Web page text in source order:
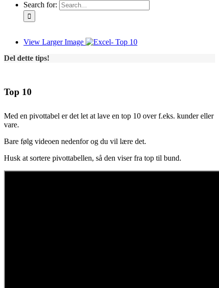
Search for:
View Larger Image
Del dette tips!
Top 10
Med en pivottabel er det let at lave en top 10 over f.eks. kunder eller
vare.
Bare følg videoen nedenfor og du vil lære det.
Husk at sortere pivottabellen, så den viser fra top til bund.